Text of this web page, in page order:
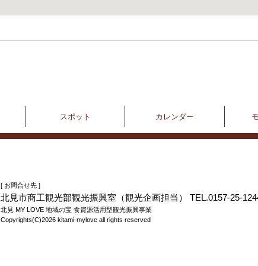
スポット カレンダー
[ お問合せ先 ]
北見市商工観光部観光振興室（観光企画担当） TEL.0157-25-
北見 MY LOVE 地域の宝 食資源活用型観光振興事業
Copyrights(C)2026 kitami-mylove all rights reserved